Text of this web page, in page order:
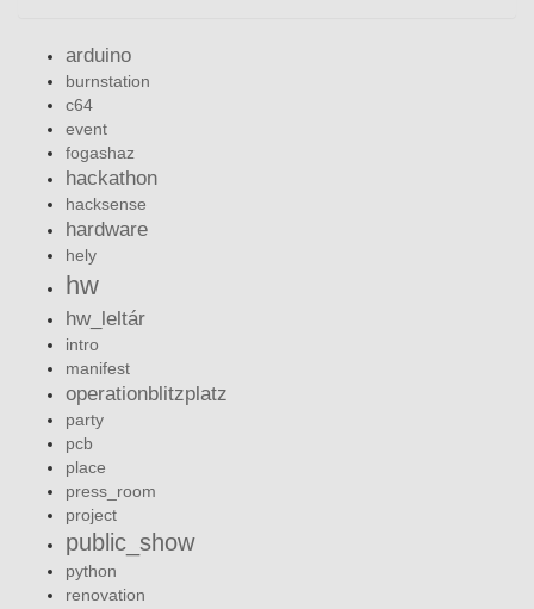
arduino
burnstation
c64
event
fogashaz
hackathon
hacksense
hardware
hely
hw
hw_leltár
intro
manifest
operationblitzplatz
party
pcb
place
press_room
project
public_show
python
renovation